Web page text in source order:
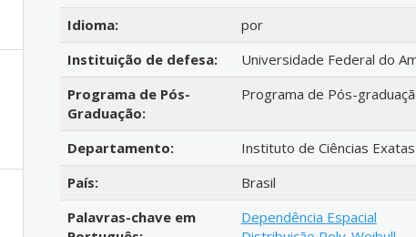
Idioma:
por
Instituição de defesa:
Universidade Federal do
Programa de Pós-
Graduação:
Programa de Pós-
Departamento:
Instituto de Ciências Exatas
País:
Brasil
Palavras-chave em
Dependência Espacial